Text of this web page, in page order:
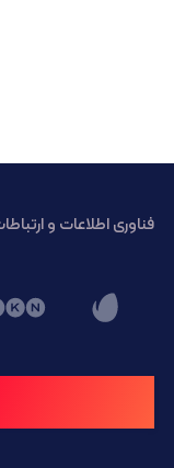
فناوری اطلاعات و